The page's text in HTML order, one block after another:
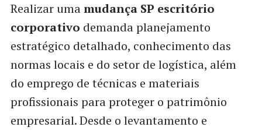
Realizar umamudança SP escritório
corporativo demanda planejamento
estratégico detalhado, conhecimento das
normas locais e do setor de logística, além
do emprego de técnicas e materiais
profissionais para proteger o patrimônio
empresarial. Desde o levantamento e